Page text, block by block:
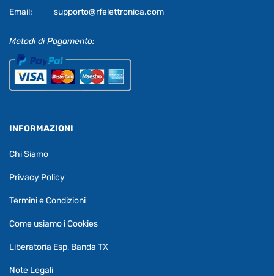
Email:
supporto@rfelettronica.com
Metodi di Pagamento:
INFORMAZIONI
Chi Siamo
Privacy Policy
Termini e Condizioni
Come usiamo i Cookies
Liberatoria Esp, Banda TX
Note Legali